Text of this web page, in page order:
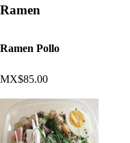
Ramen
Ramen Pollo
MX$85.00